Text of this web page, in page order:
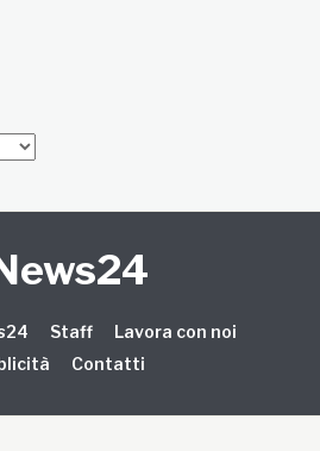
Staff
Lavora con noi
Contatti